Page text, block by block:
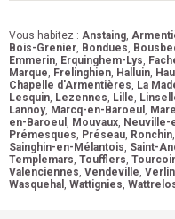
Vous habitez : Anstaing,
Bois-Grenier, Bondues,
Emmerin, Erquinghem-Lys,
Marque, Frelinghien, Halluin,
Chapelle d'Armentières, La
Lesquin, Lezennes, Lille,
Lannoy, Marcq-en-Baroeul ,
en-Baroeul , Mouvaux, Neuville-
Prémesques, Préseau, Ronchin,
Sainghin-en-Mélantois, Saint-
Templemars, Toufflers,
Valenciennes, Vendeville,
Wasquehal , Wattignies,